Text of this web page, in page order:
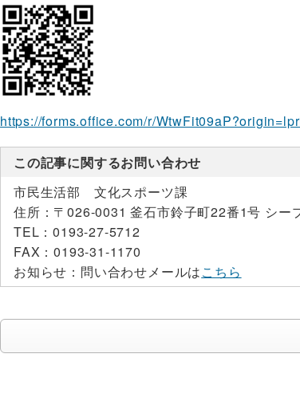
https://forms.office.com/r/
この記事に関するお問い合わせ
市民生活部 文化スポーツ課
住所： 〒026-0031 釜石市鈴子町22番1号 シー
TEL：0193-27-5712
FAX：0193-31-1170
お知らせ： 問い合わせメールはこちら